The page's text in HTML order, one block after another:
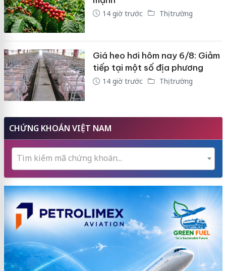
14 giờ trước Thị trường
Giá heo hơi hôm nay 6/8: Giảm
tiếp tại một số địa phương
14 giờ trước Thị trường
CHỨNG KHOÁN VIỆT NAM
Tìm kiếm mã chứng khoán...